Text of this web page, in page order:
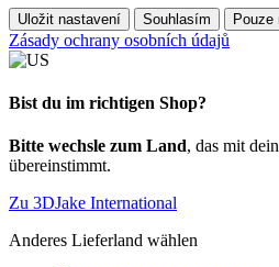
Uložit nastavení Souhlasím Pouze
Zásady ochrany osobních údajů
Bist du im richtigen Shop?
Bitte wechsle zum Land, das mit
übereinstimmt.
Zu 3DJake International
Anderes Lieferland wählen